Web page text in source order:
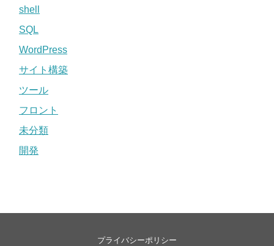
shell
SQL
WordPress
サイト構築
ツール
フロント
未分類
開発
プライバシーポリシー